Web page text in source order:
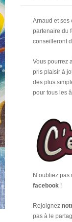
Arnaud et ses
partenaire du
conseilleront
Vous pourrez
pris plaisir à
des plus
pour tous les
N’oubliez
facebook !
Rejoignez
pas à le